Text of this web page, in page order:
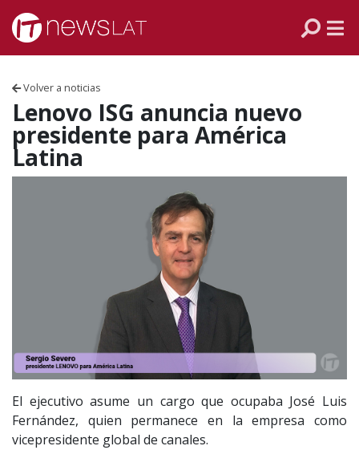
Skip to content
Volver a noticias
Lenovo ISG anuncia nuevo
presidente para América
Latina
El ejecutivo asume un cargo que ocupaba José Luis
Fernández, quien permanece en la empresa como
vicepresidente global de canales.
VENEZUELA
ECUADOR
CHILE
ARGENTINA
MÉXICO